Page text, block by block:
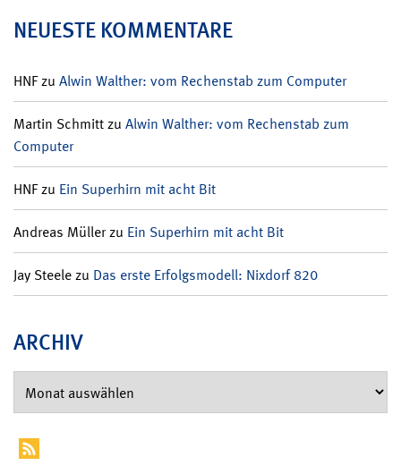
NEUESTE KOMMENTARE
HNFzu Alwin Walther: vom Rechenstab zum Computer
Martin Schmittzu Alwin Walther: vom Rechenstab zum
Computer
HNFzu Ein Superhirn mit acht Bit
Andreas Müllerzu Ein Superhirn mit acht Bit
Jay Steelezu Das erste Erfolgsmodell: Nixdorf 820
ARCHIV